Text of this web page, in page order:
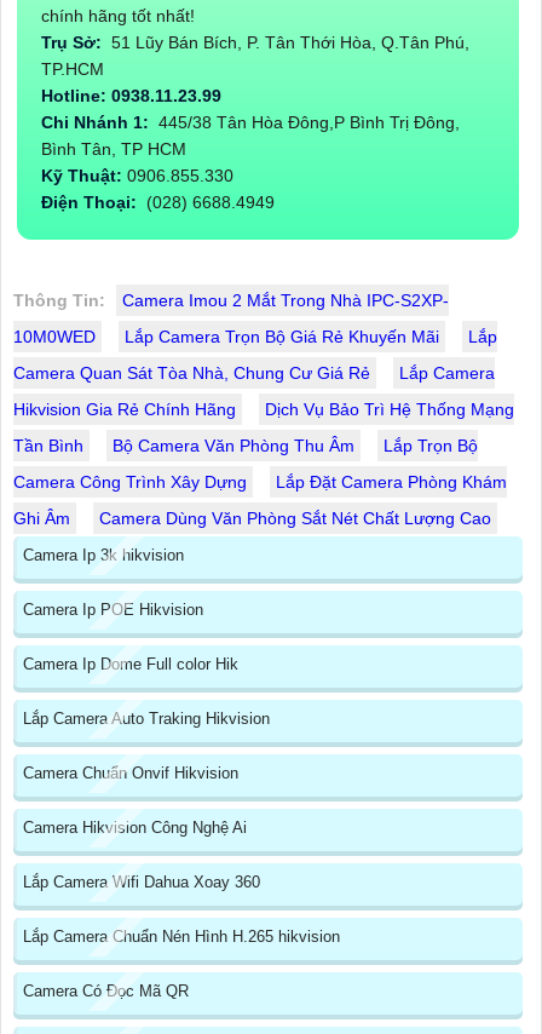
chính hãng tốt nhất!
Trụ Sở: 51 Lũy Bán Bích, P. Tân Thới Hòa, Q.Tân Phú,
TP.HCM
Hotline: 0938.11.23.99
Chi Nhánh 1: 445/38 Tân Hòa Đông,P Bình Trị Đông,
Bình Tân, TP HCM
Kỹ Thuật: 0906.855.330
Điện Thoại: (028) 6688.4949
Thông Tin:
Camera Imou 2 Mắt Trong Nhà IPC-S2XP-
10M0WED
Lắp Camera Trọn Bộ Giá Rẻ Khuyến Mãi
Lắp
Camera Quan Sát Tòa Nhà, Chung Cư Giá Rẻ
Lắp Camera
Hikvision Gia Rẻ Chính Hãng
Dịch Vụ Bảo Trì Hệ Thống Mạng
Tần Bình
Bộ Camera Văn Phòng Thu Âm
Lắp Trọn Bộ
Camera Công Trình Xây Dựng
Lắp Đặt Camera Phòng Khám
Ghi Âm
Camera Dùng Văn Phòng Sắt Nét Chất Lượng Cao
Camera Ip 3k hikvision
Camera Ip POE Hikvision
Camera Ip Dome Full color Hik
Lắp Camera Auto Traking Hikvision
Camera Chuẩn Onvif Hikvision
Camera Hikvision Công Nghệ Ai
Lắp Camera Wifi Dahua Xoay 360
Lắp Camera Chuẩn Nén Hình H.265 hikvision
Camera Có Đọc Mã QR